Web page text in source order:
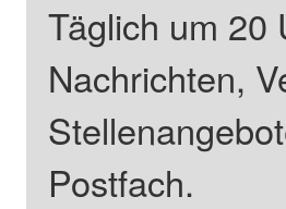
Täglich um 20
Nachrichten,
Postfach.